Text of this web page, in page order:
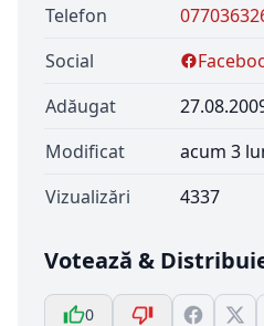
Telefon
Social
Adăugat
Modificat
acum 3
Vizualizări
4337
Votează &
0